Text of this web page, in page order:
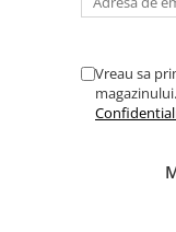
Vreau sa